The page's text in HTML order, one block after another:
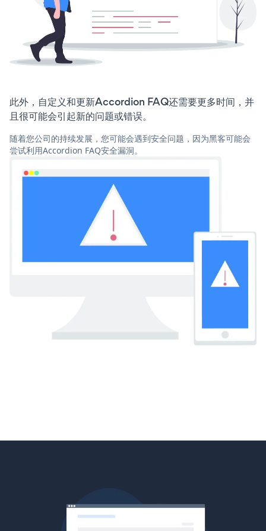
此外，自定义和更新Accordion FAQ还需要更多时间，并
且很可能会引起新的问题或错误。
随着您公司的持续发展，您可能会遇到安全问题，因为黑客可能会
尝试利用Accordion FAQ安全漏洞。